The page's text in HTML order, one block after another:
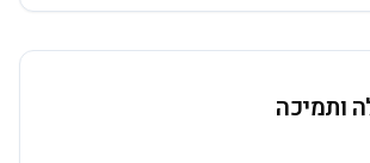
ותמיכה